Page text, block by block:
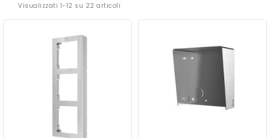
Visualizzati 1-12 su 22 articoli